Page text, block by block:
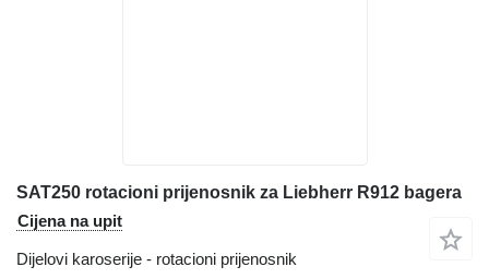
SAT250 rotacioni prijenosnik za Liebherr R912 bagera
Cijena na upit
Dijelovi karoserije - rotacioni prijenosnik